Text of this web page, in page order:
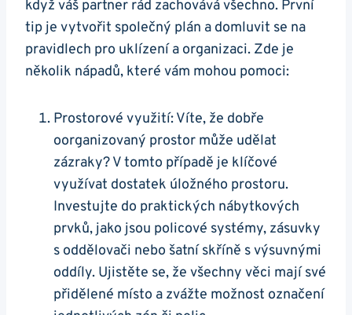
když váš partner rád zachovává všechno. První
tip je vytvořit společný plán a domluvit se na
pravidlech pro uklízení a organizaci. Zde je
několik nápadů, které vám mohou pomoci:
Prostorové využití: Víte, že dobře
oorganizovaný prostor může udělat
zázraky? V tomto případě je klíčové
využívat dostatek úložného prostoru.
Investujte do praktických nábytkových
prvků, jako jsou policové systémy, zásuvky
s oddělovači nebo šatní skříně s výsuvnými
oddíly. Ujistěte se, že všechny věci mají své
přidělené místo a zvážte možnost označení